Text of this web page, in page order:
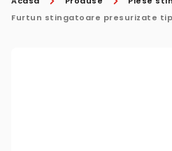
Furtun stingatoare presurizate tip